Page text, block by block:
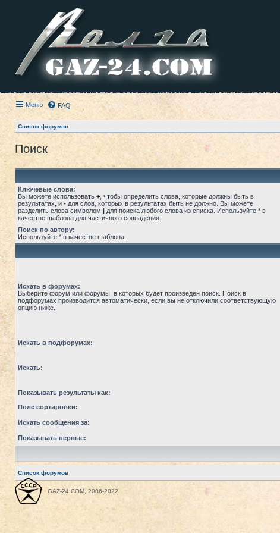
Меню FAQ
Список форумов
Поиск
Ключевые слова:
Вы можете использовать + , чтобы определить слова, которые должны быть в
результатах, и - для слов, которых в результатах быть не должно. Вы можете
разделить слова символом | для поиска любого слова из списка. Используйте * в
качестве шаблона для частичного совпадения.
Поиск по автору:
Используйте * в качестве шаблона.
Искать в форумах:
Выберите форум или форумы, в которых будет произведён поиск. Поиск в
подфорумах производится автоматически, если вы не отключили соответствующую
опцию ниже.
Искать в подфорумах:
Искать:
Показывать результаты как:
Поле сортировки:
Искать сообщения за:
Показывать первые:
Список форумов
GAZ-24.COM, 2006-2022